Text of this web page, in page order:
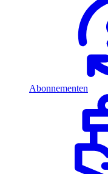
Abonnementen